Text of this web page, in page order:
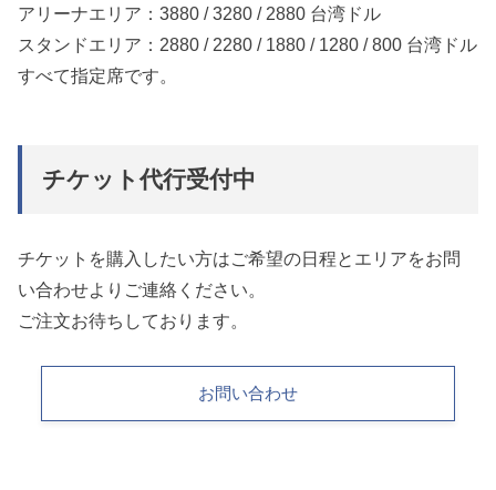
アリーナエリア：3880 / 3280 / 2880 台湾ドル
スタンドエリア：2880 / 2280 / 1880 / 1280 / 800 台湾ドル
すべて指定席です。
チケット代行受付中
チケットを購入したい方はご希望の日程とエリアをお問
い合わせよりご連絡ください。
ご注文お待ちしております。
お問い合わせ